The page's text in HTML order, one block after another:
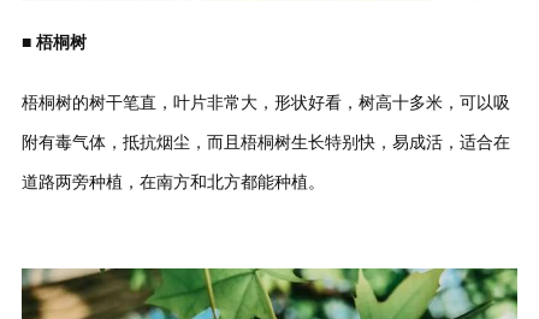
■ 梧桐树
梧桐树的树干笔直，叶片非常大，形状好看，树高十多米，可以吸
附有毒气体，抵抗烟尘，而且梧桐树生长特别快，易成活，适合在
道路两旁种植，在南方和北方都能种植。